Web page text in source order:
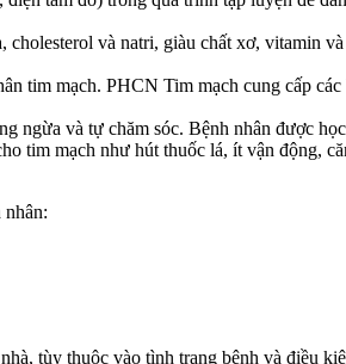
và natri, giàu chất xơ, vitamin
tim mạch. PHCN Tim mạch cung cấp
ngừa và tự chăm sóc. Bệnh nhân được
tim mạch như hút thuốc lá, ít vận động,
tùy thuộc vào tình trạng bệnh và điều